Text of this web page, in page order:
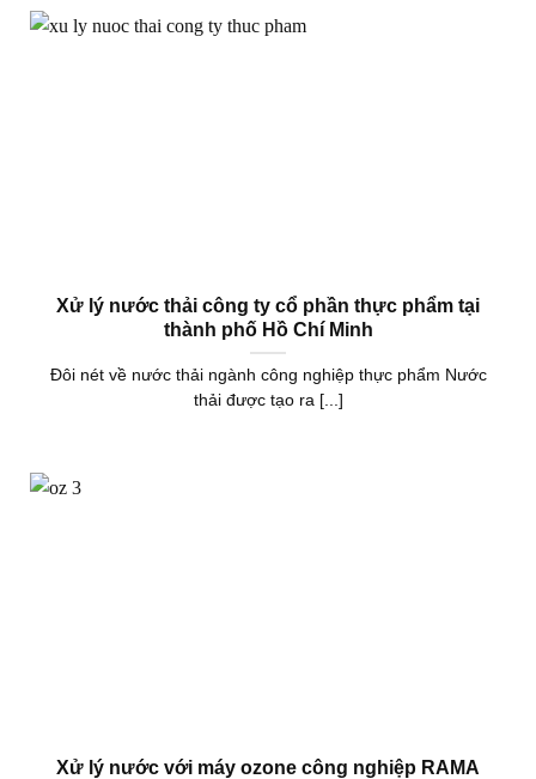
Xử lý nước thải công ty cổ phần thực phẩm tại
thành phố Hồ Chí Minh
Đôi nét về nước thải ngành công nghiệp thực phẩm Nước
thải được tạo ra [...]
Xử lý nước với máy ozone công nghiệp RAMA